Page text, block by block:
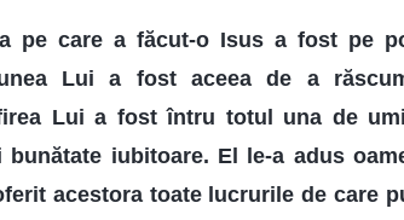
pe care a făcut-o Isus a fost pe
Lui a fost aceea de a
Lui a fost întru totul una de
iubitoare. El le-a adus
acestora toate lucrurile de care